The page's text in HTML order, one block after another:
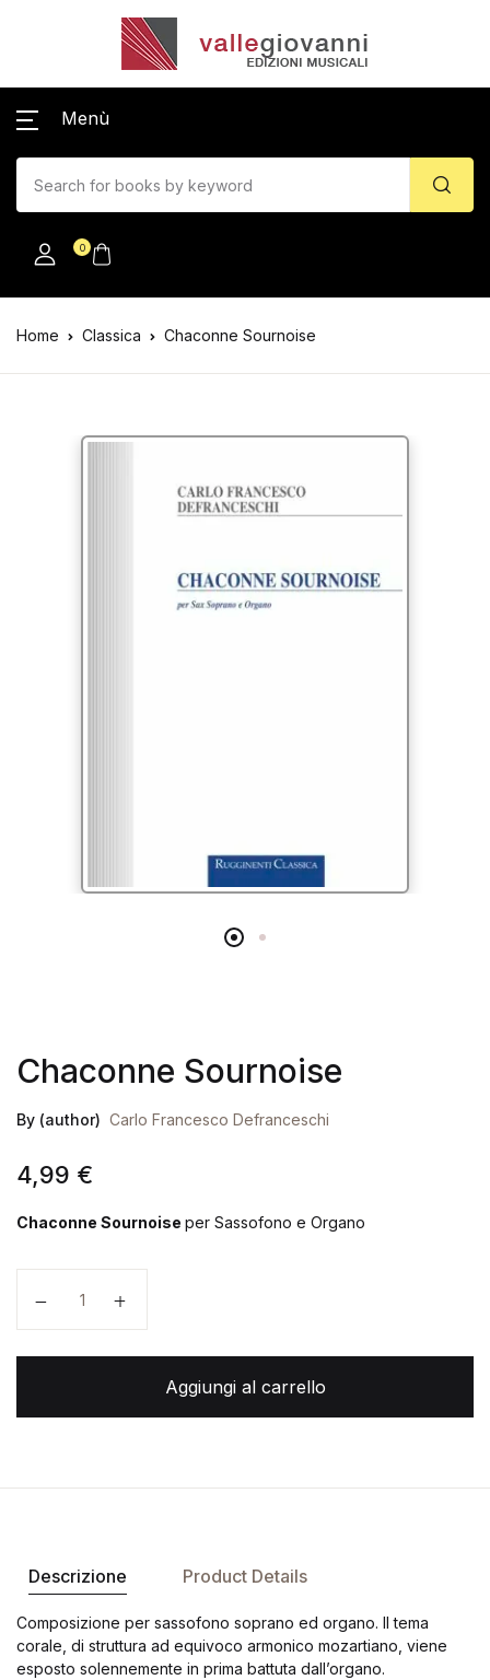
Menù
0
Home Classica Chaconne Sournoise
Chaconne Sournoise
By (author) Carlo Francesco Defranceschi
4,99 €
Chaconne Sournoise per Sassofono e Organo
Aggiungi al carrello
Descrizione Product Details
Composizione per sassofono soprano ed organo. Il tema
corale, di struttura ad equivoco armonico mozartiano, viene
esposto solennemente in prima battuta dall’organo.